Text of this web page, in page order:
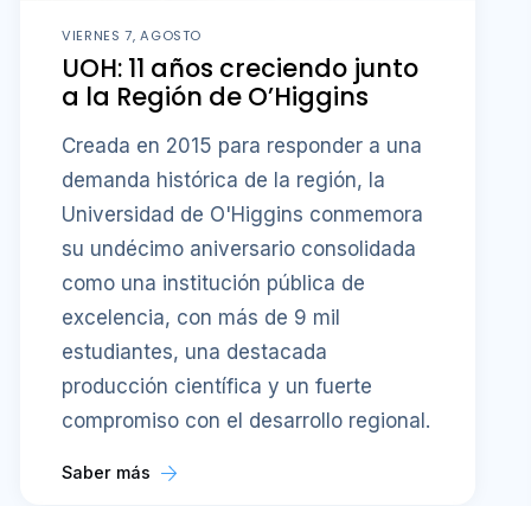
VIERNES 7, AGOSTO
UOH: 11 años creciendo junto
a la Región de O’Higgins
Creada en 2015 para responder a una
demanda histórica de la región, la
Universidad de O'Higgins conmemora
su undécimo aniversario consolidada
como una institución pública de
excelencia, con más de 9 mil
estudiantes, una destacada
producción científica y un fuerte
compromiso con el desarrollo regional.
Saber más